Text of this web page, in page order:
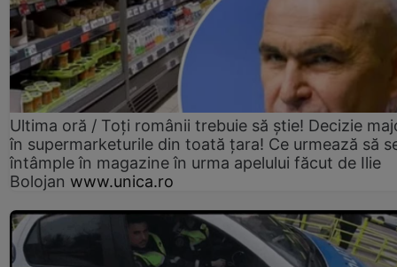
Ultima oră / Toți românii trebuie să știe! Decizie
în supermarketurile din toată țara! Ce urmează să
întâmple în magazine în urma apelului făcut de Ilie
Bolojan www.unica.ro